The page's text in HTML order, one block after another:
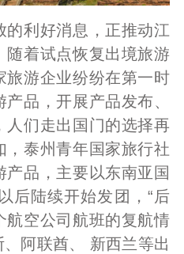
利好消息，正推动江
随着试点恢复出境旅游
旅游企业纷纷在第一时
品，开展产品发布、
人们走出国门的选择再
，泰州青年国家旅行社
产品，主要以东南亚国
后陆续开始发团，“后
航空公司航班的复航情
阿联酋、 新西兰等出